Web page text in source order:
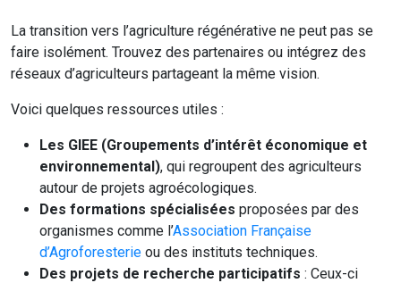
La transition vers l’agriculture régénérative ne peut pas se
faire isolément. Trouvez des partenaires ou intégrez des
réseaux d’agriculteurs partageant la même vision.
Voici quelques ressources utiles :
Les GIEE (Groupements d’intérêt économique et
environnemental), qui regroupent des agriculteurs
autour de projets agroécologiques.
Des formations spécialisées proposées par des
organismes comme l’Association Française
d’Agroforesterie ou des instituts techniques.
Des projets de recherche participatifs : Ceux-ci